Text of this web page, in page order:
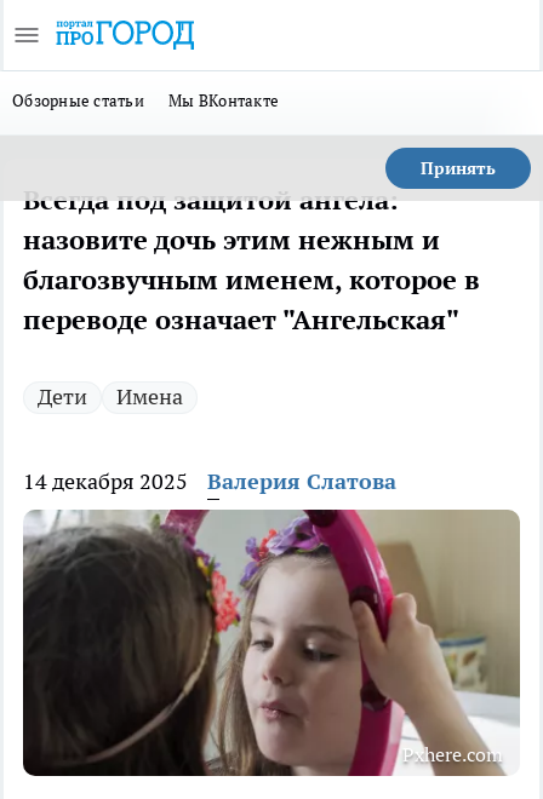
Обзорные статьи Мы ВКонтакте
Принять
Всегда под защитой ангела:
назовите дочь этим нежным и
благозвучным именем, которое в
переводе означает "Ангельская"
Дети Имена
14 декабря 2025 Валерия Слатова
Pxhere.com